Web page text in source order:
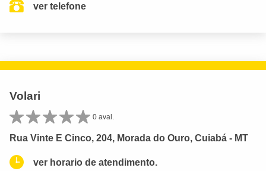
ver telefone
Volari
0 aval.
Rua Vinte E Cinco, 204, Morada do Ouro, Cuiabá - MT
ver horario de atendimento.